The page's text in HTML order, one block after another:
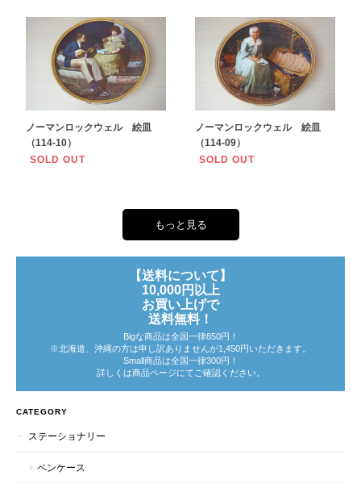
ノーマンロックウェル 絵皿
（114-10）
SOLD OUT
ノーマンロックウェル 絵皿
（114-09）
SOLD OUT
もっと見る
【送料について】
10,000円以上
お買い上げで
送料無料！
Bigな商品は全国一律850円！
※北海道、沖縄の方は申し訳ありませんが1,450円いただきます。
Small商品は全国一律300円！
詳しくは商品ページにてご確認ください。
CATEGORY
ステーショナリー
ペンケース